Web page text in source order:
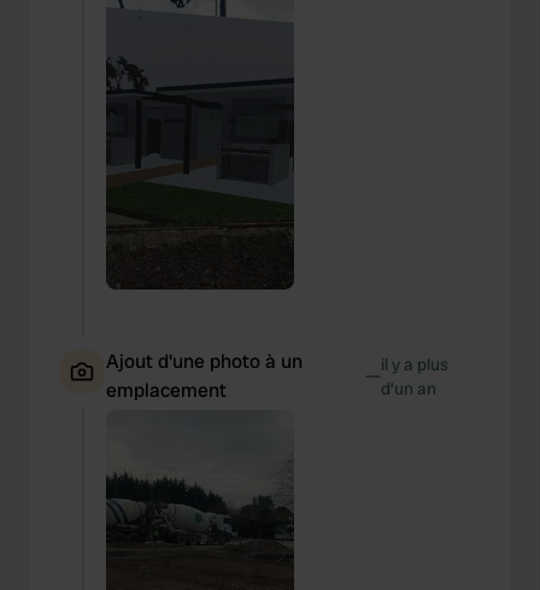
Ajout d'une photo à un
emplacement
—il y a plus
d’un an